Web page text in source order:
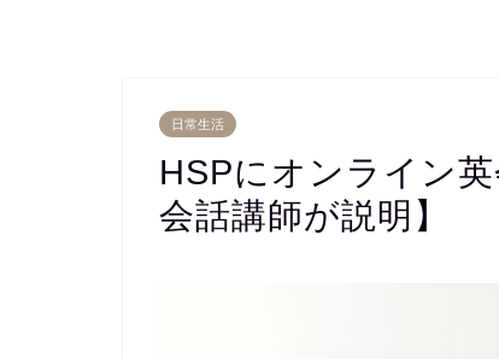
日常生活
HSPにオンライン
会話講師が説明】